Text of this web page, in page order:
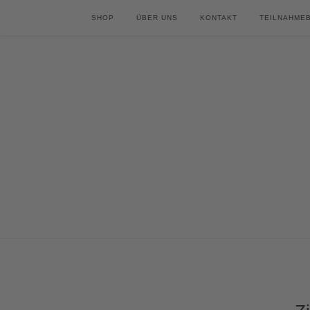
SHOP ÜBER UNS KONTAKT